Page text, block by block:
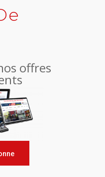
offres